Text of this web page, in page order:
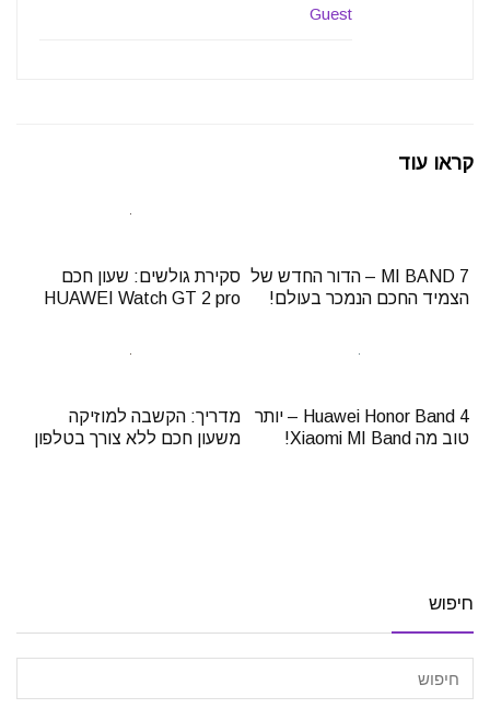
Guest
קראו עוד
MI BAND 7 – הדור החדש של
הצמיד החכם הנמכר בעולם!
סקירת גולשים: שעון חכם
HUAWEI Watch GT 2 pro
Huawei Honor Band 4 – יותר
טוב מה Xiaomi MI Band!
מדריך: הקשבה למוזיקה
משעון חכם ללא צורך בטלפון
חיפוש